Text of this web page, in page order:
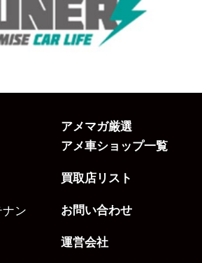
ナン
アメマガ厳選
アメ車ショップ一覧
買取店リスト
お問い合わせ
運営会社